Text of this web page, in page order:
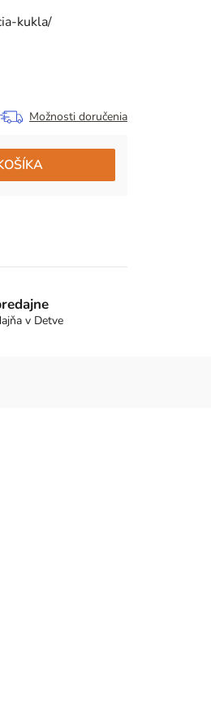
kukla/
Možnosti doručenia
v Detve